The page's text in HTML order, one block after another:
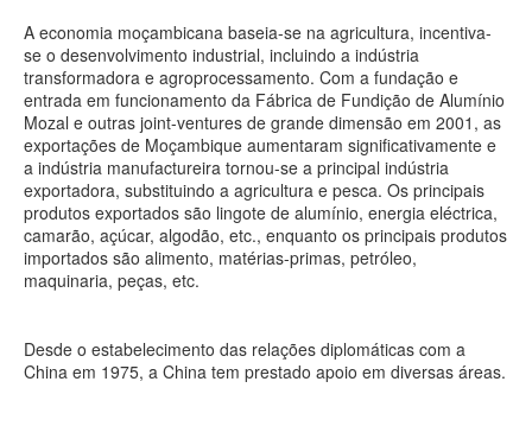
A economia moçambicana baseia-se na agricultura, incentiva-
se o desenvolvimento industrial, incluindo a indústria
transformadora e agroprocessamento. Com a fundação e
entrada em funcionamento da Fábrica de Fundição de Alumínio
Mozal e outras joint-ventures de grande dimensão em 2001, as
exportações de Moçambique aumentaram significativamente e
a indústria manufactureira tornou-se a principal indústria
exportadora, substituindo a agricultura e pesca. Os principais
produtos exportados são lingote de alumínio, energia eléctrica,
camarão, açúcar, algodão, etc., enquanto os principais produtos
importados são alimento, matérias-primas, petróleo,
maquinaria, peças, etc.
Desde o estabelecimento das relações diplomáticas com a
China em 1975, a China tem prestado apoio em diversas áreas.